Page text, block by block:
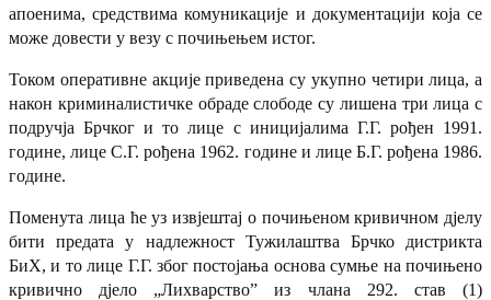
апоенима, средствима комуникације и документацији која се
може довести у везу с почињењем истог.
Током оперативне акције приведена су укупно четири лица, а
након криминалистичке обраде слободе су лишена три лица с
подручја Брчког и то лице с иницијалима Г.Г. рођен 1991.
године, лице С.Г. рођена 1962. године и лице Б.Г. рођена 1986.
године.
Поменута лица ће уз извјештај о почињеном кривичном дјелу
бити предата у надлежност Тужилаштва Брчко дистрикта
БиХ, и то лице Г.Г. због постојања основа сумње на почињено
кривично дјело „Лихварство” из члана 292. став (1)